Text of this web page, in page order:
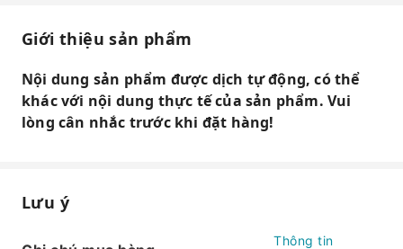
Giới thiệu sản phẩm
Nội dung sản phẩm được dịch tự động, có thể
khác với nội dung thực tế của sản phẩm. Vui
lòng cân nhắc trước khi đặt hàng!
Lưu ý
Thông tin